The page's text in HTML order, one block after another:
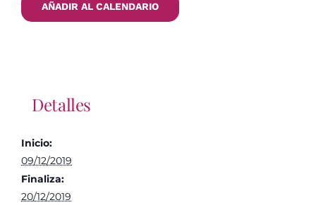
AÑADIR AL CALENDARIO
Detalles
Inicio:
09/12/2019
Finaliza:
20/12/2019